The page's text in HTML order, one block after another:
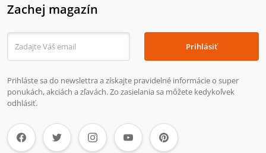
Zachej magazín
Prihlásiť
Prihláste sa do newslettra a získajte pravidelné informácie o super
ponukách, akciách a zľavách. Zo zasielania sa môžete kedykoľvek
odhlásiť.